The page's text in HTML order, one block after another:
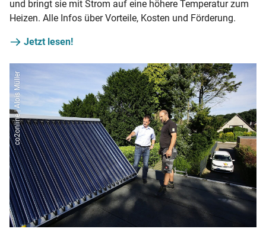
und bringt sie mit Strom auf eine höhere Temperatur zum
Heizen. Alle Infos über Vorteile, Kosten und Förderung.
Jetzt lesen!
co2online | Alois Müller